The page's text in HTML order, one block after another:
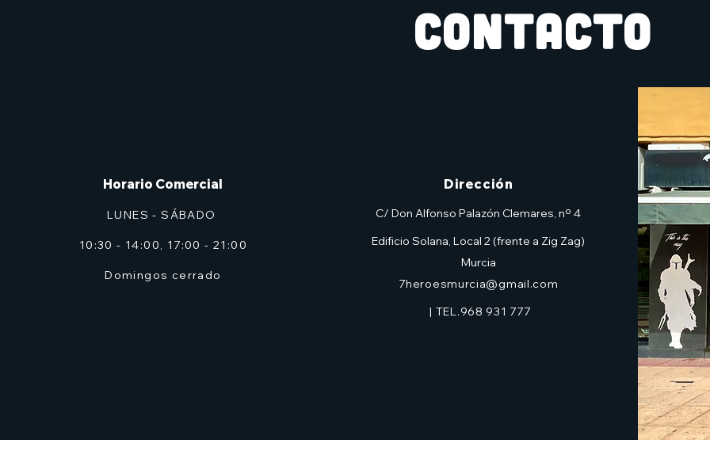
CONTACTO
Horario Comercial
LUNES - SÁBADO
10:30 - 14:00, 17:00 - 21:00
Domingos cerrado
Dirección
C/ Don Alfonso Palazón Clemares, nº 4
Edificio Solana, Local 2 (frente a Zig Zag)
Murcia
7heroesmurcia@gmail.com
| TEL.968 931 777